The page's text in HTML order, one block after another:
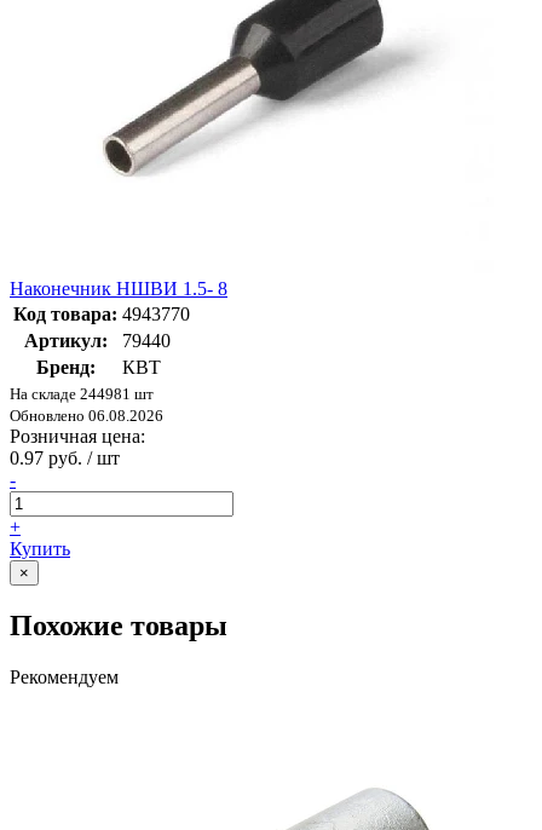
Наконечник НШВИ 1.5- 8
Код товара: 4943770
Артикул:
79440
Бренд:
КВТ
На складе 244981 шт
Обновлено 06.08.2026
Розничная цена:
0.97 руб. / шт
-
+
Купить
×
Похожие товары
Рекомендуем